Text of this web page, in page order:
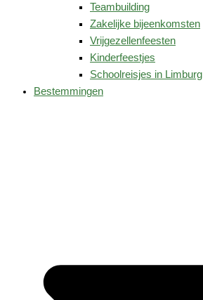
Teambuilding
Zakelijke bijeenkomsten
Vrijgezellenfeesten
Kinderfeestjes
Schoolreisjes in Limburg
Bestemmingen